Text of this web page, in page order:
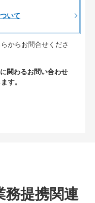
いて
からお問合せくださ
関わるお問い合わせ
す。
務提携関連